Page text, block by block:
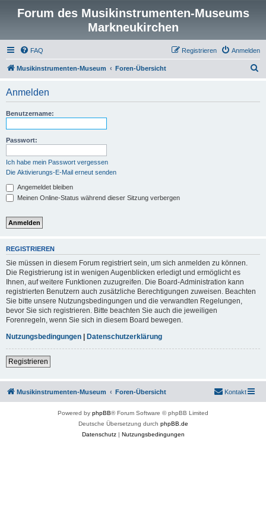
Forum des Musikinstrumenten-Museums
Markneukirchen
FAQ Anmelden
Registrieren
Musikinstrumenten-Museum Foren-Übersicht
Anmelden
Benutzername:
Passwort:
Ich habe mein Passwort vergessen
Die Aktivierungs-E-Mail erneut senden
Angemeldet bleiben
Meinen Online-Status während dieser Sitzung verbergen
REGISTRIEREN
Sie müssen in diesem Forum registriert sein, um sich anmelden zu können.
Die Registrierung ist in wenigen Augenblicken erledigt und ermöglicht es
Ihnen, auf weitere Funktionen zuzugreifen. Die Board-Administration kann
registrierten Benutzern auch zusätzliche Berechtigungen zuweisen. Beachten
Sie bitte unsere Nutzungsbedingungen und die verwandten Regelungen,
bevor Sie sich registrieren. Bitte beachten Sie auch die jeweiligen
Forenregeln, wenn Sie sich in diesem Board bewegen.
Nutzungsbedingungen | Datenschutzerklärung
Registrieren
Musikinstrumenten-Museum Foren-Übersicht Kontakt
Powered by phpBB® Forum Software © phpBB Limited
Deutsche Übersetzung durch phpBB.de
Datenschutz| Nutzungsbedingungen